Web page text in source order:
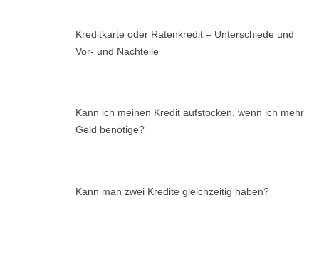
Kreditkarte oder Ratenkredit – Unterschiede und
Vor- und Nachteile
Kann ich meinen Kredit aufstocken, wenn ich mehr
Geld benötige?
Kann man zwei Kredite gleichzeitig haben?